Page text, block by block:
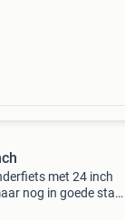
met 24 inch
nog in goede staat